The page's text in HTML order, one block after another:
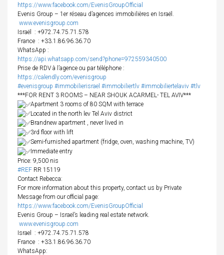
https://www.facebook.com/EvenisGroupOfficial
Evenis Group – 1er réseau d’agences immobilières en Israël.
www.evenisgroup.com
Israël
: +972.74.75.71.578
France : +33.1.86.96.36.70
WhatsApp :
https://api.whatsapp.com/send?phone=972559340500
Prise de RDV à l’agence ou par téléphone :
https://calendly.com/evenisgroup
#evenisgroup #immobilierisrael #immobiliertlv #immobiliertelaviv #tlv
***FOR RENT 3 ROOMS – NEAR SHOUK ACARMEL- TEL AVIV***
Apartment 3 rooms of 80 SQM with terrace
Located in the north lev Tel Aviv district
Brandnew apartment , never lived in
3rd floor with lift
Semi-furnished apartment (fridge, oven, washing machine, TV)
Immediate entry
Price: 9,500 nis
#REF RR 15119
Contact Rebecca:
For more information about this property, contact us by Private
Message from our official page:
https://www.facebook.com/EvenisGroupOfficial
Evenis Group – Israel’s leading real estate network.
www.evenisgroup.com
Israel
: +972.74.75.71.578
France : +33.1.86.96.36.70
WhatsApp: